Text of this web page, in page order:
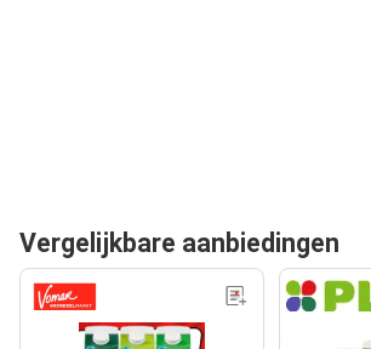
Vergelijkbare aanbiedingen